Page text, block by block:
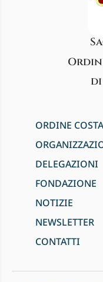
ORDINE
DELEGAZIONI
FONDAZIONE
NOTIZIE
NEWSLETTER
CONTATTI